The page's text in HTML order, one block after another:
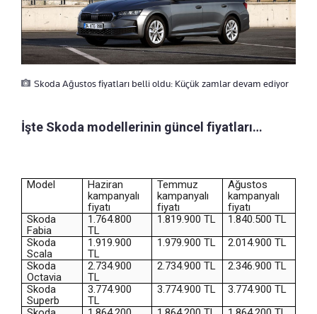
Skoda Ağustos fiyatları belli oldu: Küçük zamlar devam ediyor
İşte Skoda modellerinin güncel fiyatları…
Model
Haziran
kampanyalı
fiyatı
Temmuz
kampanyalı
fiyatı
Ağustos
kampanyalı
fiyatı
Skoda
Fabia
1.764.800
TL
1.819.900 TL
1.840.500 TL
Skoda
Scala
1.919.900
TL
1.979.900 TL
2.014.900 TL
Skoda
Octavia
2.734.900
TL
2.734.900 TL
2.346.900 TL
Skoda
Superb
3.774.900
TL
3.774.900 TL
3.774.900 TL